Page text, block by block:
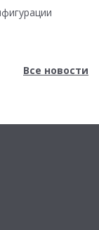
Все новости